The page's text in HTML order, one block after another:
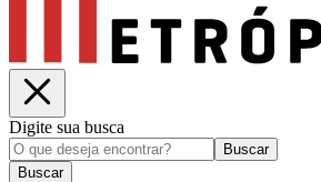
Digite sua busca
Buscar
Buscar